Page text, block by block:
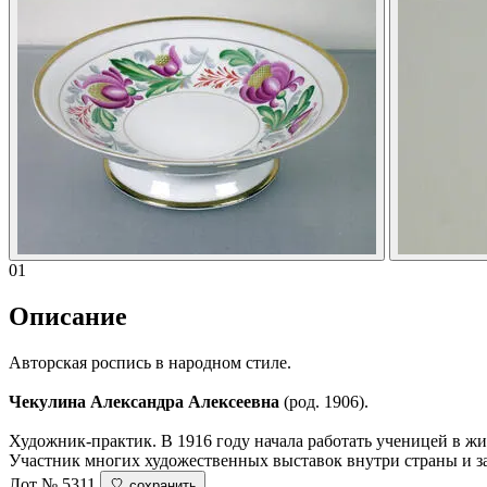
01
Описание
Авторская роспись в народном стиле.
Чекулина Александра Алексеевна (род. 1906).
Художник-практик. В 1916 году начала работать ученицей в
Участник многих художественных выставок внутри страны и